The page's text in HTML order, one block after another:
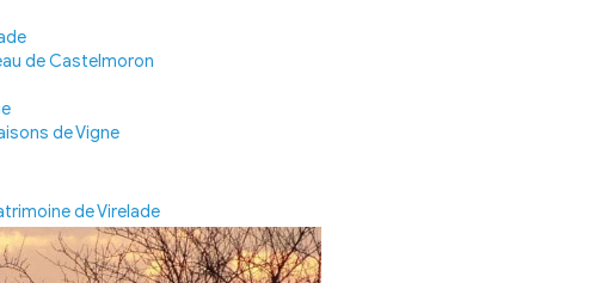
reste est composé de graves consacrés à la vigne et de
jadis exploitées comme pierre à chaux.
pourrez y découvrir :
lesruines du Château de Castelmoron
leLavoir Municipal
l’Eglise Notre-Dame